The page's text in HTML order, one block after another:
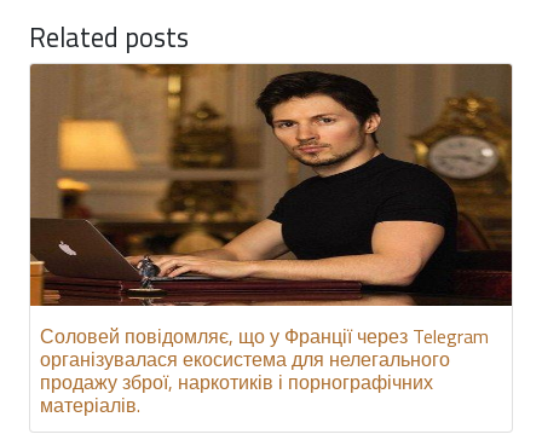
Related posts
Соловей повідомляє, що у Франції через Telegram
організувалася екосистема для нелегального
продажу зброї, наркотиків і порнографічних
матеріалів.